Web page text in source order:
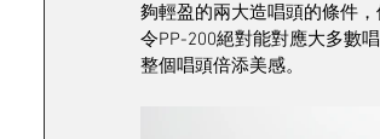
夠輕盈的兩大造唱頭的條件
令PP-200絕對能對應大多數
整個唱頭倍添美感。